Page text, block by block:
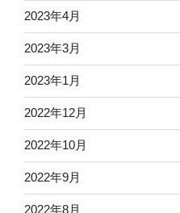
2023年4月
2023年3月
2023年1月
2022年12月
2022年10月
2022年9月
2022年8月